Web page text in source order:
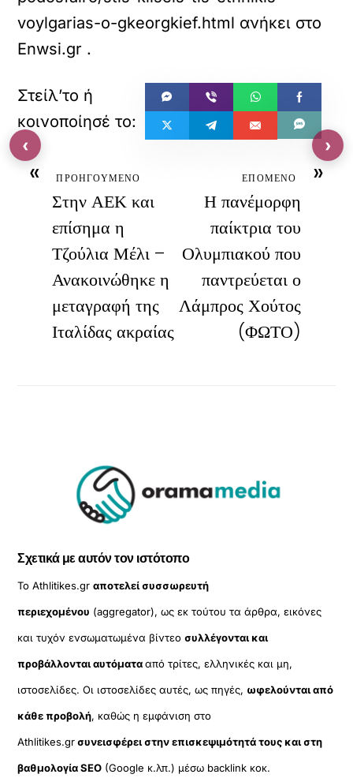
voylgarias-o-gkeorgkief.html ανήκει στο
Enwsi.gr .
« ΠΡΟΗΓΟΥΜΕΝΟ
Στην ΑΕΚ και
επίσημα η
Τζούλια Μέλι –
Ανακοινώθηκε η
μεταγραφή της
Ιταλίδας ακραίας
»
ΕΠΟΜΕΝΟ
Η πανέμορφη
παίκτρια του
Ολυμπιακού που
παντρεύεται ο
Λάμπρος Χούτος
(ΦΩΤΟ)
Σχετικά με αυτόν τον ιστότοπο
Το Athlitikes.grαποτελεί συσσωρευτή
περιεχομένου (aggregator), ως εκ τούτου τα άρθρα, εικόνες
και τυχόν ενσωματωμένα βίντεοσυλλέγονται και
προβάλλονται αυτόματααπό τρίτες, ελληνικές και μη,
ιστοσελίδες. Οι ιστοσελίδες αυτές, ως πηγές, ωφελούνται από
κάθε προβολή, καθώς η εμφάνιση στο
Athlitikes.grσυνεισφέρει στην επισκεψιμότητά τους και στη
βαθμολογία SEO (Google κ.λπ.) μέσω backlink κοκ.
‹ ›